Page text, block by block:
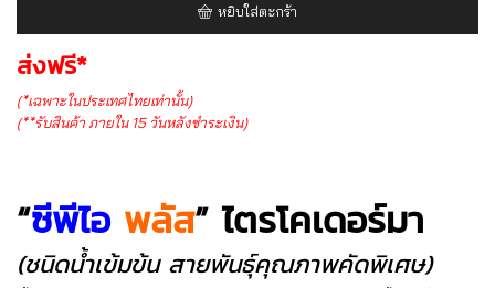
ชิ้น
หยิบใส่ตะกร้า
ส่งฟรี*
(*เฉพาะในประเทศไทยเท่านั้น)
(**รับสินค้า ภายใน 15 วันหลังชำระเงิน)
“ซีพีไอ พลัส” ไตรโคเดอร์มา
(ชนิดน้ำเข้มข้น สายพันธุ์คุณภาพคัดพิเศษ)